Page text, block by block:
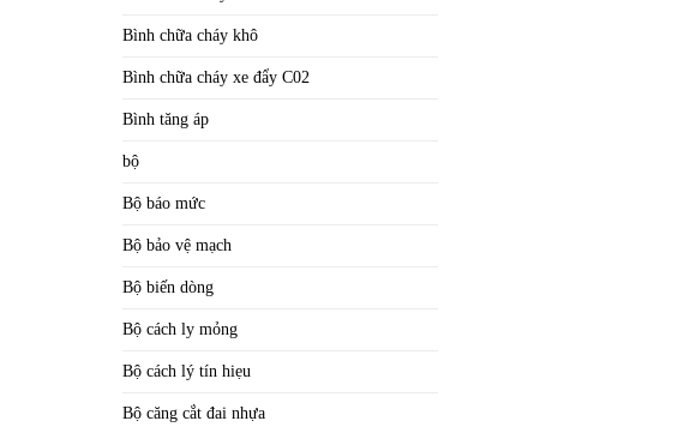
Bình chữa cháy khô
Bình chữa cháy xe đẩy C02
Bình tăng áp
bộ
Bộ báo mức
Bộ bảo vệ mạch
Bộ biến dòng
Bộ cách ly mỏng
Bộ cách lý tín hiẹu
Bộ căng cắt đai nhựa